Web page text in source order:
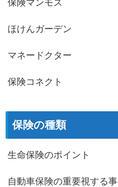
保険マンモス
ほけんガーデン
マネードクター
保険コネクト
保険の種類
生命保険のポイント
自動車保険の重要視する事